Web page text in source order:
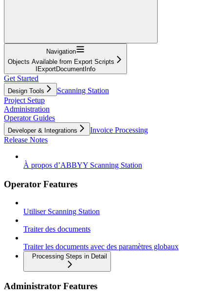
Navigation
Objects Available from Export Scripts
IExportDocumentInfo
Get Started
Design Tools
Scanning Station
Project Setup
Administration
Operator Guides
Developer & Integrations
Invoice Processing
Release Notes
À propos d’ABBYY Scanning Station
Operator Features
Utiliser Scanning Station
Traiter des documents
Traiter les documents avec des paramètres globaux
Processing Steps in Detail
Administrator Features